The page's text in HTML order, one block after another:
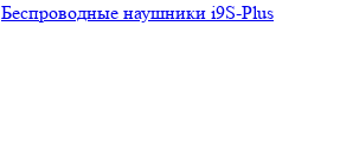
Беспроводные наушники i9S-Plus